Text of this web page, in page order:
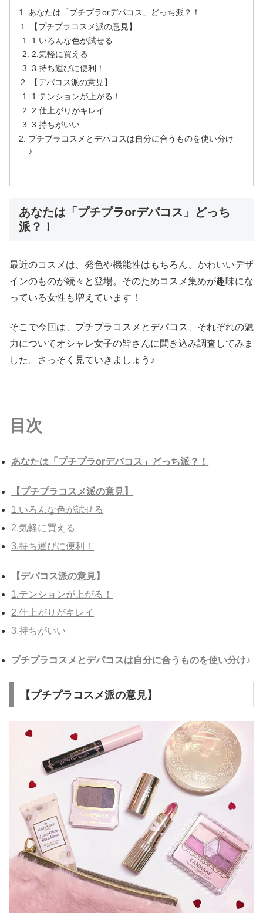
あなたは「プチプラorデパコス」どっち派？！
【プチプラコスメ派の意見】
1.いろんな色が試せる
2.気軽に買える
3.持ち運びに便利！
【デパコス派の意見】
1.テンションが上がる！
2.仕上がりがキレイ
3.持ちがいい
プチプラコスメとデパコスは自分に合うものを使い分け
♪
あなたは「プチプラorデパコス」どっち
派？！
最近のコスメは、発色や機能性はもちろん、かわいいデザ
インのものが続々と登場。そのためコスメ集めが趣味にな
っている女性も増えています！
そこで今回は、プチプラコスメとデパコス、それぞれの魅
力についてオシャレ女子の皆さんに聞き込み調査してみま
した。さっそく見ていきましょう♪
目次
あなたは「プチプラorデパコス」どっち派？！
【プチプラコスメ派の意見】
1.いろんな色が試せる
2.気軽に買える
3.持ち運びに便利！
【デパコス派の意見】
1.テンションが上がる！
2.仕上がりがキレイ
3.持ちがいい
プチプラコスメとデパコスは自分に合うものを使い分け♪
【プチプラコスメ派の意見】